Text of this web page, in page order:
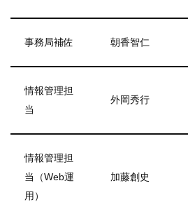
事務局補佐 朝香智仁
情報管理担
当
外岡秀行
情報管理担
当（Web運
用）
加藤創史